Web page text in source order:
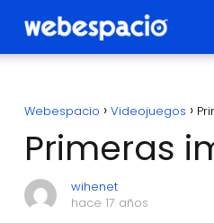
Webespacio Videojuegos
Primeras
wihenet
hace 17 años